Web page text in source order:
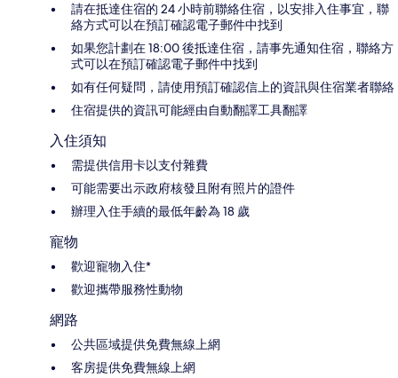
請在抵達住宿的 24 小時前聯絡住宿，以安排入住事宜，聯
絡方式可以在預訂確認電子郵件中找到
如果您計劃在 18:00 後抵達住宿，請事先通知住宿，聯絡方
式可以在預訂確認電子郵件中找到
如有任何疑問，請使用預訂確認信上的資訊與住宿業者聯絡
住宿提供的資訊可能經由自動翻譯工具翻譯
入住須知
需提供信用卡以支付雜費
可能需要出示政府核發且附有照片的證件
辦理入住手續的最低年齡為 18 歲
寵物
歡迎寵物入住*
歡迎攜帶服務性動物
網路
公共區域提供免費無線上網
客房提供免費無線上網